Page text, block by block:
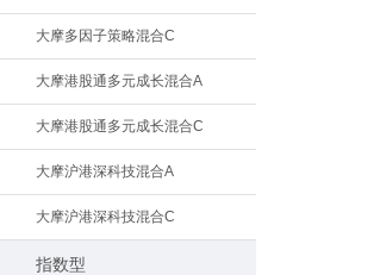
大摩多因子策略混合C
大摩港股通多元成长混合A
大摩港股通多元成长混合C
大摩沪港深科技混合A
大摩沪港深科技混合C
指数型